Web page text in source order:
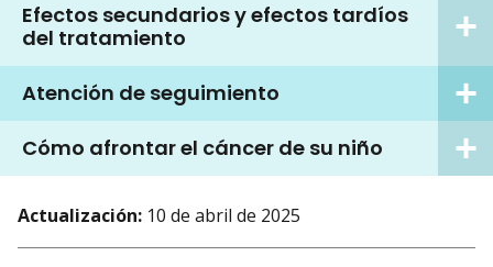
Efectos secundarios y efectos tardíos
del tratamiento
Atención de seguimiento
Cómo afrontar el cáncer de su niño
Actualización: 10 de abril de 2025